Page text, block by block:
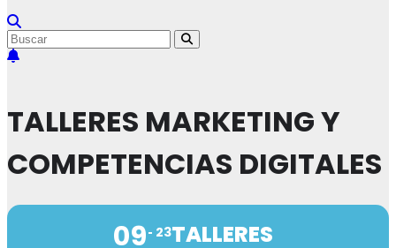
TALLERES MARKETING Y
COMPETENCIAS DIGITALES
09 23TALLERES